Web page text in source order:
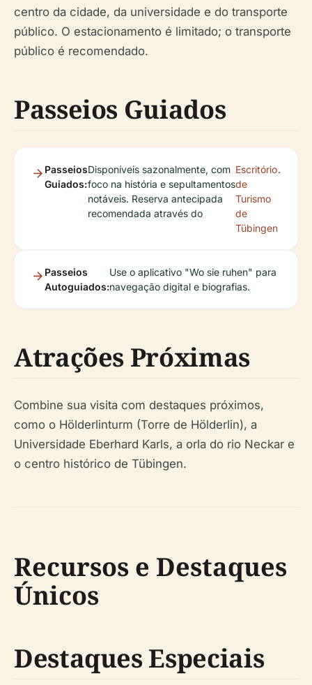
centro da cidade, da universidade e do transporte
público. O estacionamento é limitado; o transporte
público é recomendado.
Passeios Guiados
Passeios
Guiados:
Disponíveis sazonalmente, com
foco na história e sepultamentos
notáveis. Reserva antecipada
recomendada através do
Escritório
de
Turismo
de
Tübingen
.
Passeios
Autoguiados:
Use o aplicativo "Wo sie ruhen" para
navegação digital e biografias.
Atrações Próximas
Combine sua visita com destaques próximos,
como o Hölderlinturm (Torre de Hölderlin), a
Universidade Eberhard Karls, a orla do rio Neckar e
o centro histórico de Tübingen.
Recursos e Destaques
Únicos
Destaques Especiais